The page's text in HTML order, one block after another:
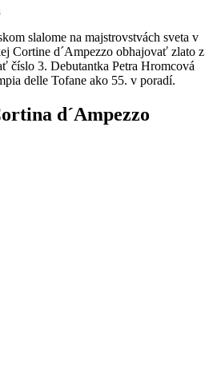
slalome na majstrovstvách sveta v
Cortine d´Ampezzo obhajovať zlato z
číslo 3. Debutantka Petra Hromcová
delle Tofane ako 55. v poradí.
d´Ampezzo